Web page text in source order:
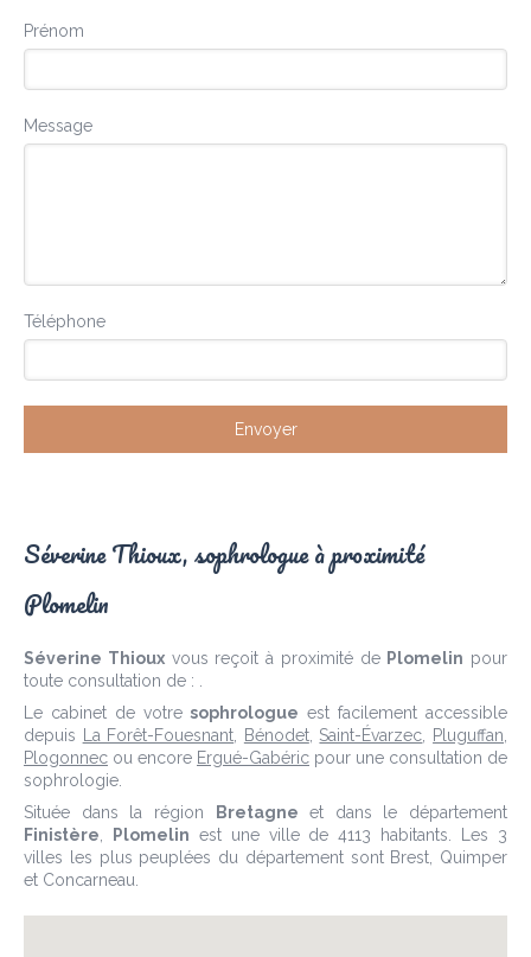
Prénom
Message
Téléphone
Envoyer
Séverine Thioux, sophrologue à proximité
Plomelin
Séverine Thiouxvous reçoit à proximité de Plomelin pour
toute consultation de : .
Le cabinet de votresophrologue est facilement accessible
depuis
La Forêt-Fouesnant Bénodet, Saint-Évarzec Pluguffan
Plogonnec ou encore Ergué-Gabéric pour une consultation de
sophrologie.
Située dans la région
Bretagne et dans le département
Finistère
Plomelin est une ville de 4113 habitants. Les 3
villes les plus peuplées du département sont Brest, Quimper
et Concarneau.